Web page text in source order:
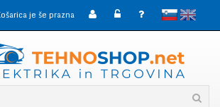
slovenskoEnglish
je še prazna